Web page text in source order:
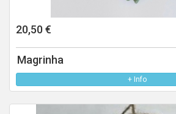
20,50 €
Magrinha
+ Info